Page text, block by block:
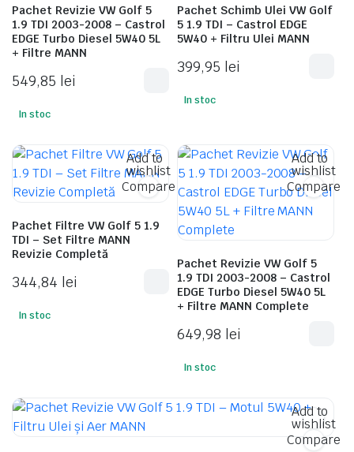
Pachet Revizie VW Golf 5
1.9 TDI 2003-2008 – Castrol
EDGE Turbo Diesel 5W40 5L
+ Filtre MANN
549,85 lei
In stoc
Pachet Schimb Ulei VW Golf
5 1.9 TDI – Castrol EDGE
5W40 + Filtru Ulei MANN
399,95 lei
In stoc
Add to
wishlist
Compare
Pachet Filtre VW Golf 5 1.9
TDI – Set Filtre MANN
Revizie Completă
344,84 lei
In stoc
Add to
wishlist
Compare
Pachet Revizie VW Golf 5
1.9 TDI 2003-2008 – Castrol
EDGE Turbo Diesel 5W40 5L
+ Filtre MANN Complete
649,98 lei
In stoc
Add to
wishlist
Compare